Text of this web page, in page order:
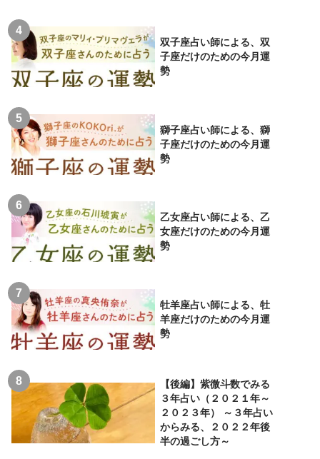
双子座占い師による、双
子座だけのための今月運
勢
獅子座占い師による、獅
子座だけのための今月運
勢
乙女座占い師による、乙
女座だけのための今月運
勢
牡羊座占い師による、牡
羊座だけのための今月運
勢
【後編】紫微斗数でみる
３年占い（２０２１年～
２０２３年） ～３年占い
からみる、２０２２年後
半の過ごし方～